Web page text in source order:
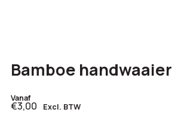
Bamboe handwaaier
Vanaf
€3,00 Excl. BTW